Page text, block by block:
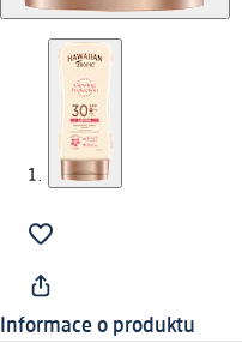
Informace o produktu